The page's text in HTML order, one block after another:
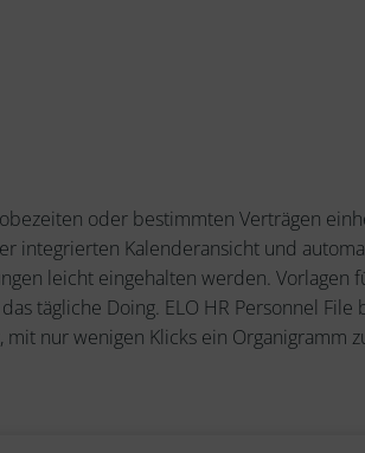
oder bestimmten Verträgen
integrierten Kalenderansicht und
leicht eingehalten werden. Vorlagen
tägliche Doing. ELO HR Personnel
mit nur wenigen Klicks ein Organigramm